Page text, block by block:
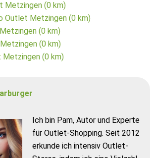
Metzingen (0 km)
Outlet Metzingen (0 km)
(0 km)
(0 km)
(0 km)
Ich bin Pam, Autor und Experte
für Outlet-Shopping. Seit 2012
erkunde ich intensiv Outlet-